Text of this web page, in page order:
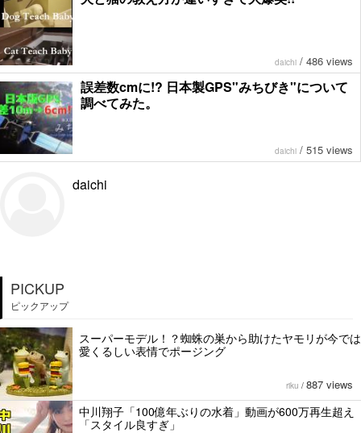
daichi / 486 views
誤差数cmに!? 日本製GPS"みちびき"について
調べてみた。
daichi / 515 views
daichi
PICKUP
ピックアップ
スーパーモデル！？蜘蛛の巣から助けたヤモリが今では
愛くるしい表情でポージング
riku / 887 views
中川翔子「100億年ぶりの水着」動画が600万再生超え
「スタイル良すぎ」